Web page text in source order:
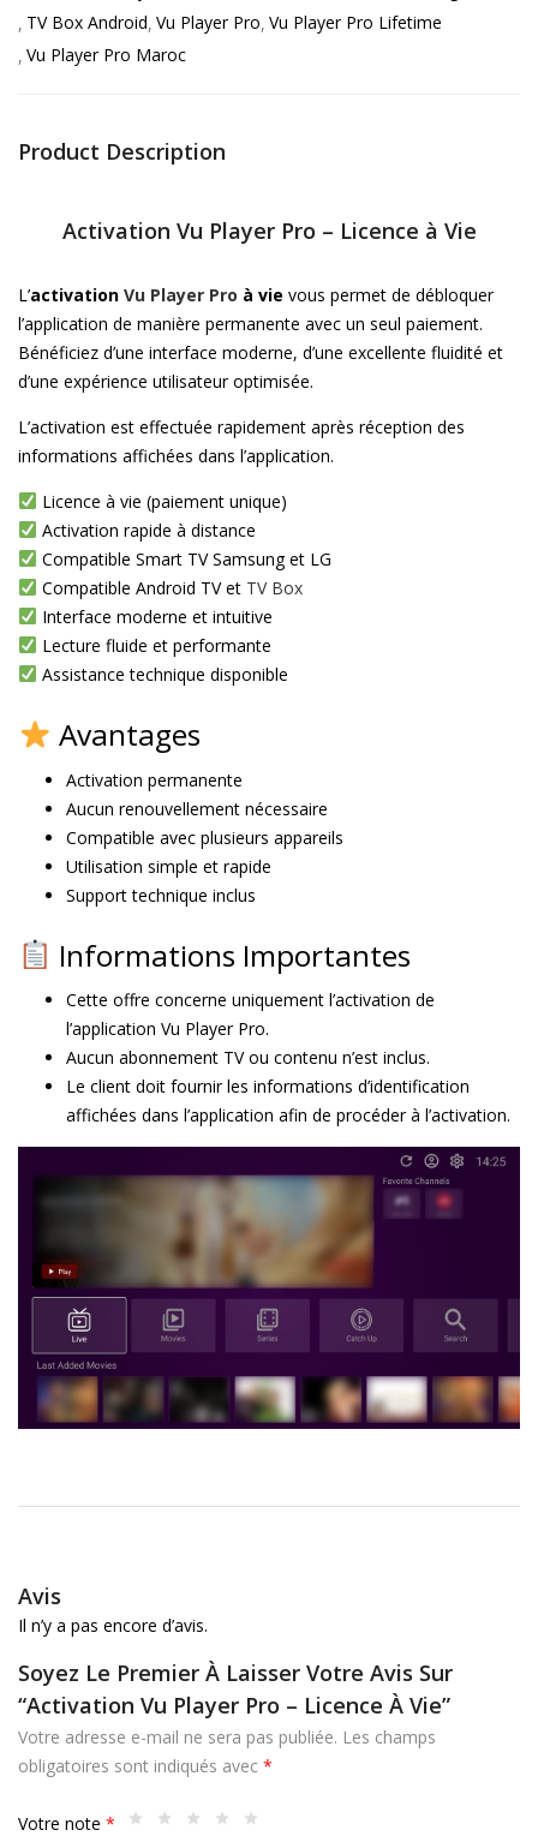
TV Box Android Vu Player Pro Vu Player Pro Lifetime
Vu Player Pro Maroc
Product Description
Activation Vu Player Pro – Licence à Vie
L’activation Vu Player Pro à vie vous permet de débloquer
l’application de manière permanente avec un seul paiement.
Bénéficiez d’une interface moderne, d’une excellente fluidité et
d’une expérience utilisateur optimisée.
L’activation est effectuée rapidement après réception des
informations affichées dans l’application.
Licence à vie (paiement unique)
Activation rapide à distance
Compatible Smart TV Samsung et LG
Compatible Android TV et TV Box
Interface moderne et intuitive
Lecture fluide et performante
Assistance technique disponible
Avantages
Activation permanente
Aucun renouvellement nécessaire
Compatible avec plusieurs appareils
Utilisation simple et rapide
Support technique inclus
Informations Importantes
Cette offre concerne uniquement l’activation de
l’application Vu Player Pro.
Aucun abonnement TV ou contenu n’est inclus.
Le client doit fournir les informations d’identification
affichées dans l’application afin de procéder à l’activation.
Avis
Il n’y a pas encore d’avis.
Soyez Le Premier À Laisser Votre Avis Sur
“Activation Vu Player Pro – Licence À Vie”
Votre adresse e-mail ne sera pas publiée. Les champs
obligatoires sont indiqués avec *
Votre note *